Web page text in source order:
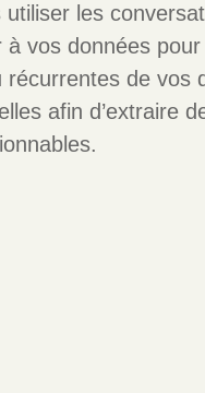
utiliser les
à vos données
récurrentes de vos
afin d’extraire